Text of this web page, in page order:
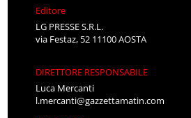
Editore
LG PRESSE S.R.L.
via Festaz, 52 11100 AOSTA
DIRETTORE RESPONSABILE
Luca Mercanti
l.mercanti@gazzettamatin.com